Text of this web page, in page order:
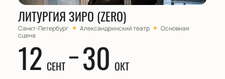
ЛИТУРГИЯ ЗИРО (ZERO)
Санкт-Петербург Александринский театр
Основная
сцена
12 СЕНТ 30 ОКТ